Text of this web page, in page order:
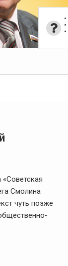
Смолина
чуть позже